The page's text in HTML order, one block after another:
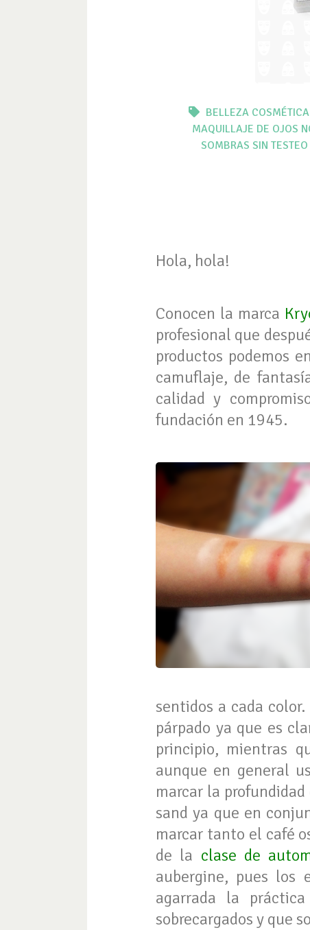
BELLEZA COSMÉTICA
MAQUILLAJE DE OJOS
SOMBRAS SIN
Hola, hola!
Conocen la marca
profesional que
productos podemos
camuflaje, de
calidad y
fundación en 1945.
sentidos a cada
párpado ya que es
principio, mientras
aunque en general
marcar la
sand ya que en
marcar tanto el café
de la clase de
aubergine, pues los
agarrada la
sobrecargados y que